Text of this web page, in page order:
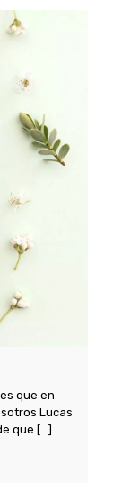
que en
Lucas
que […]